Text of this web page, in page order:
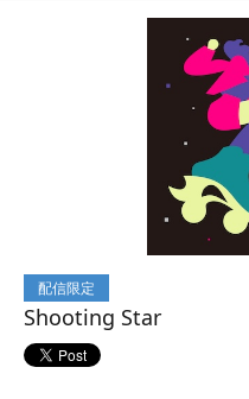
配信限定
Shooting Star